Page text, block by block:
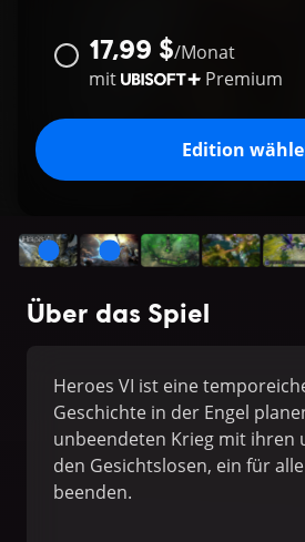
17,99 $/Monat
mit
Premium
Edition
Über das Spiel
Heroes VI ist eine
Geschichte in der Engel
unbeendeten Krieg mit ihren
den Gesichtslosen, ein für
beenden.